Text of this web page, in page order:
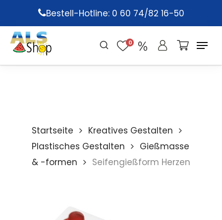
main
content
Bestell-Hotline: 0 60 74/82 16-50
0
Startseite
Kreatives Gestalten
Plastisches Gestalten
Gießmasse
& -formen
Seifengießform Herzen